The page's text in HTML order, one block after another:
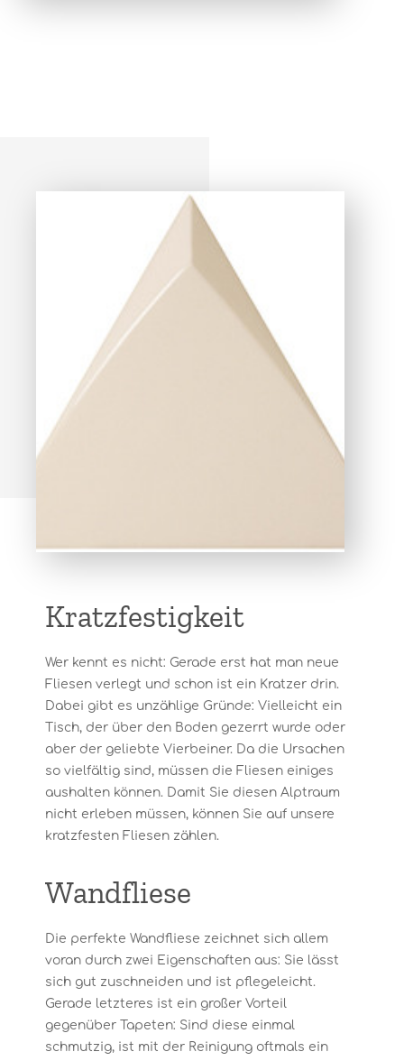
Kratzfestigkeit
Wer kennt es nicht: Gerade erst hat man neue
Fliesen verlegt und schon ist ein Kratzer drin.
Dabei gibt es unzählige Gründe: Vielleicht ein
Tisch, der über den Boden gezerrt wurde oder
aber der geliebte Vierbeiner. Da die Ursachen
so vielfältig sind, müssen die Fliesen einiges
aushalten können. Damit Sie diesen Alptraum
nicht erleben müssen, können Sie auf unsere
kratzfesten Fliesen zählen.
Wandfliese
Die perfekte Wandfliese zeichnet sich allem
voran durch zwei Eigenschaften aus: Sie lässt
sich gut zuschneiden und ist pflegeleicht.
Gerade letzteres ist ein großer Vorteil
gegenüber Tapeten: Sind diese einmal
schmutzig, ist mit der Reinigung oftmals ein